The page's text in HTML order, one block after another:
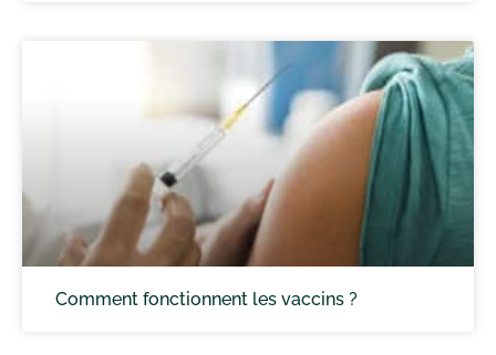
Comment fonctionnent les vaccins ?